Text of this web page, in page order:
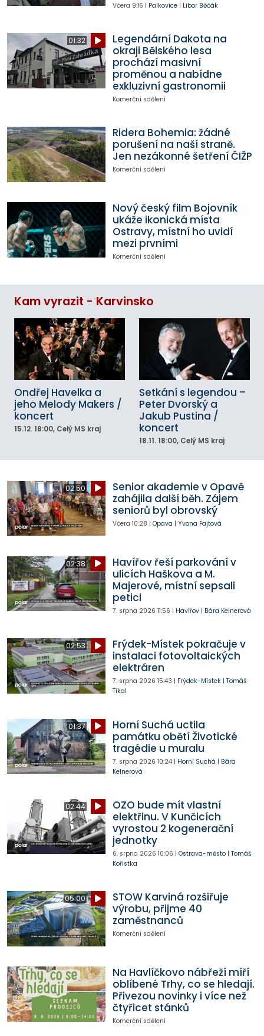
Včera 9:16 | Palkovice| Libor Běčák
01:32
Legendární Dakota na
okraji Bělského lesa
prochází masivní
proměnou a nabídne
exkluzivní gastronomii
Komerční sdělení
Ridera Bohemia: žádné
porušení na naší straně.
Jen nezákonné šetření ČIŽP
Komerční sdělení
Nový český film Bojovník
ukáže ikonická místa
Ostravy, místní ho uvidí
mezi prvními
Komerční sdělení
Kam vyrazit - Karvinsko
Ondřej Havelka a
jeho Melody Makers /
koncert
15.12. 18:00, Celý MS kraj
Setkání s legendou –
Peter Dvorský a
Jakub Pustina /
koncert
18.11. 18:00, Celý MS kraj
02:50
Senior akademie v Opavě
zahájila další běh. Zájem
seniorů byl obrovský
Včera 10:28 | Opava | Yvona Fajtová
02:38
Havířov řeší parkování v
ulicích Haškova a M.
Majerové, místní sepsali
petici
7. srpna 2026 11:56 | Havířov| Bára Kelnerová
02:53
Frýdek-Místek pokračuje v
instalaci fotovoltaických
elektráren
7. srpna 2026 15:43 | Frýdek-Místek| Tomáš
Tikal
01:37
Horní Suchá uctila
památku obětí Životické
tragédie u muralu
7. srpna 2026 10:24| Horní Suchá | Bára
Kelnerová
02:44
OZO bude mít vlastní
elektřinu. V Kunčicích
vyrostou 2 kogenerační
jednotky
6. srpna 2026 10:06 | Ostrava-město| Tomáš
Kořistka
05:00
STOW Karviná rozšiřuje
výrobu, přijme 40
zaměstnanců
Komerční sdělení
Na Havlíčkovo nábřeží míří
oblíbené Trhy, co se hledají.
Přivezou novinky i více než
čtyřicet stánků
Komerční sdělení